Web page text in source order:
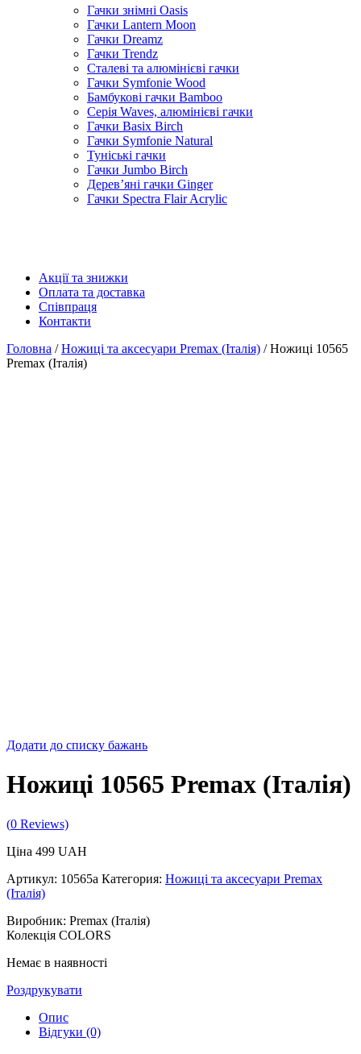
Гачки знімні Oasis
Гачки Lantern Moon
Гачки Dreamz
Гачки Trendz
Сталеві та алюмінієві гачки
Гачки Symfonie Wood
Бамбукові гачки Bamboo
Серія Waves, алюмінієві гачки
Гачки Basix Birch
Гачки Symfonie Natural
Туніські гачки
Гачки Jumbo Birch
Дерев’яні гачки Ginger
Гачки Spectra Flair Acrylic
Акції та знижки
Оплата та доставка
Співпраця
Контакти
Головна /Ножиці та аксесуари Premax (Італія) / Ножиці 10565
Premax (Італія)
Додати до списку бажань
Ножиці 10565 Premax (Італія)
(0 Reviews)
Ціна 499 UAH
Артикул: 10565a Категория: Ножиці та аксесуари Premax
(Італія)
Виробник: Premax (Італія)
Колекція COLORS
Немає в наявності
Роздрукувати
Опис
Відгуки (0)